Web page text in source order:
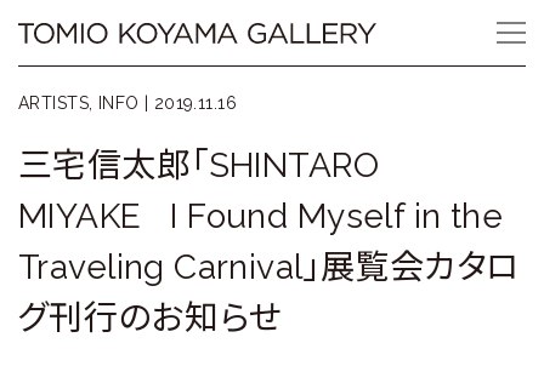
content
Tomio
Koyama
Gallery
小
山
登
ARTISTS, INFO | 2019.11.16
三宅信太郎「SHINTARO
MIYAKE I Found Myself in the
Traveling Carnival」展覧会カタロ
グ刊行のお知らせ